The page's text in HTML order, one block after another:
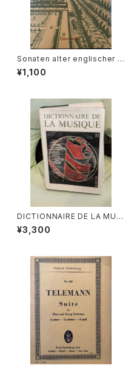
Sonaten alter englischer M
eister Ⅲ【編著：MICHAEL SC
HNEIDER】出版社：BÄRENREI
¥1,100
DICTIONNAIRE DE LA MUSI
QUE Ⅱ:les mens et leurs
œuvres『音楽辞典：人物とその
970年
¥3,300